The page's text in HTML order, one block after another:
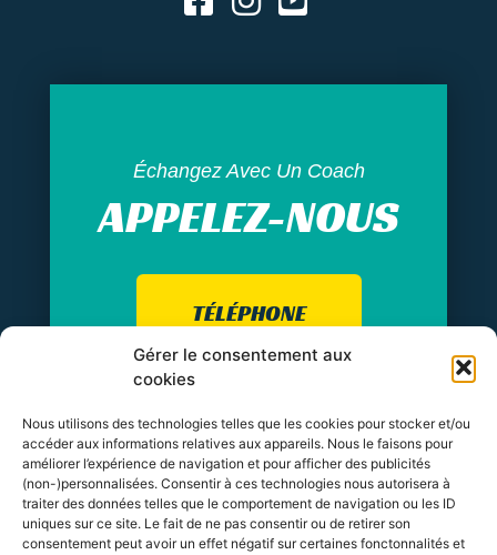
Gérer le consentement aux
cookies
Nous utilisons des technologies telles que les cookies pour stocker et/ou
accéder aux informations relatives aux appareils. Nous le faisons pour
améliorer l’expérience de navigation et pour afficher des publicités
(non-)personnalisées. Consentir à ces technologies nous autorisera à
traiter des données telles que le comportement de navigation ou les ID
uniques sur ce site. Le fait de ne pas consentir ou de retirer son
consentement peut avoir un effet négatif sur certaines fonctonnalités et
Échangez Avec Un Coach
APPELEZ-NOUS
TÉLÉPHONE
© MCL Tout droits réservés.